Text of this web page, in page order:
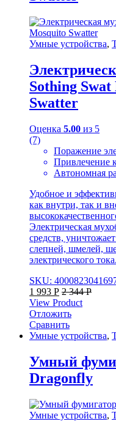
Умные устройства,
Sothing
Swatter
Оценка 5.00 из 5
(7)
Поражение
Привлечение
Автономная
Удобное и
как внутри, так и
Электрическая
средств,
слепней, шмелей,
электрического тока.
SKU:
1 993 Р 2 344Р
View Product
Отложить
Сравнить
Умные устройства,
Умный
Dragonfly
Умные устройства,